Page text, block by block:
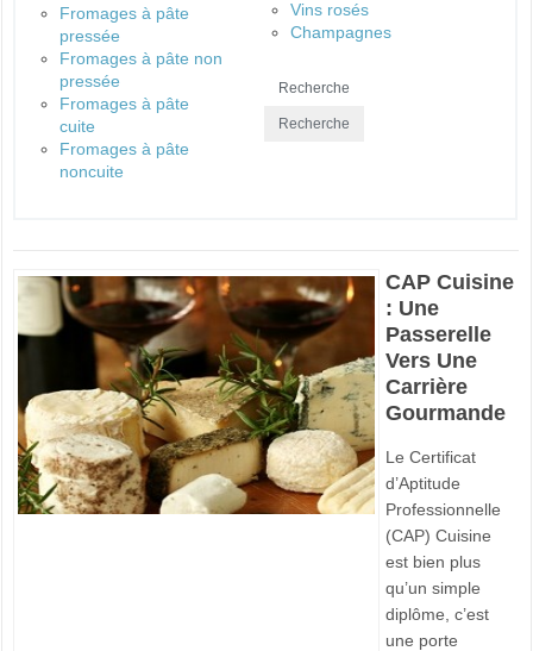
Fromages à pâte
pressée
Fromages à pâte non
pressée
Fromages à pâte
cuite
Fromages à pâte
noncuite
Vins rosés
Champagnes
CAP Cuisine
: Une
Passerelle
Vers Une
Carrière
Gourmande
Le Certificat
d’Aptitude
Professionnelle
(CAP) Cuisine
est bien plus
qu’un simple
diplôme, c’est
une porte